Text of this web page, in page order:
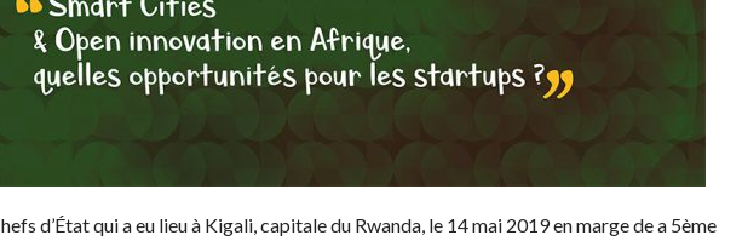
d’État qui a eu lieu à Kigali, capitale du Rwanda, le 14 mai 2019 en marge de a 5ème